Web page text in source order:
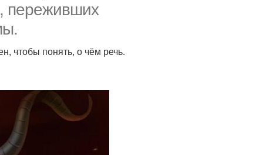
переживших
чтобы понять, о чём речь.